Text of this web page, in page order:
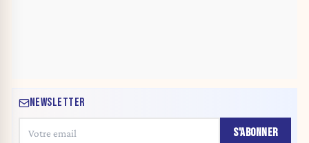
NEWSLETTER
S'ABONNER